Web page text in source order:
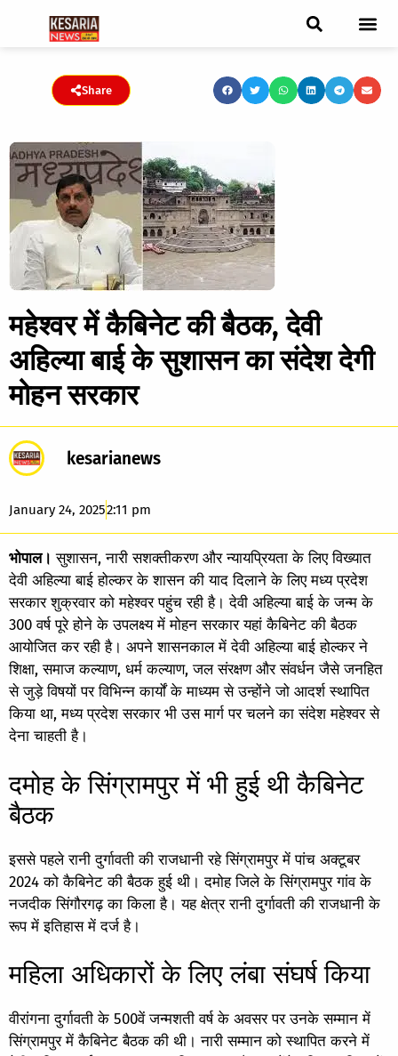
Share
महेश्वर में कैबिनेट की बैठक, देवी
अहिल्या बाई के सुशासन का संदेश देगी
मोहन सरकार
kesarianews
January 24, 20252:11 pm
भोपाल। सुशासन, नारी सशक्तीकरण और न्यायप्रियता के लिए विख्यात
देवी अहिल्या बाई होल्कर के शासन की याद दिलाने के लिए मध्य प्रदेश
सरकार शुक्रवार को महेश्वर पहुंच रही है। देवी अहिल्या बाई के जन्म के
300 वर्ष पूरे होने के उपलक्ष्य में मोहन सरकार यहां कैबिनेट की बैठक
आयोजित कर रही है। अपने शासनकाल में देवी अहिल्या बाई होल्कर ने
शिक्षा, समाज कल्याण, धर्म कल्याण, जल संरक्षण और संवर्धन जैसे जनहित
से जुड़े विषयों पर विभिन्न कार्यों के माध्यम से उन्होंने जो आदर्श स्थापित
किया था, मध्य प्रदेश सरकार भी उस मार्ग पर चलने का संदेश महेश्वर से
देना चाहती है।
दमोह के सिंग्रामपुर में भी हुई थी कैबिनेट
बैठक
इससे पहले रानी दुर्गावती की राजधानी रहे सिंग्रामपुर में पांच अक्टूबर
2024 को कैबिनेट की बैठक हुई थी। दमोह जिले के सिंग्रामपुर गांव के
नजदीक सिंगौरगढ़ का किला है। यह क्षेत्र रानी दुर्गावती की राजधानी के
रूप में इतिहास में दर्ज है।
महिला अधिकारों के लिए लंबा संघर्ष किया
वीरांगना दुर्गावती के 500वें जन्मशती वर्ष के अवसर पर उनके सम्मान में
सिंग्रामपुर में कैबिनेट बैठक की थी। नारी सम्मान को स्थापित करने में